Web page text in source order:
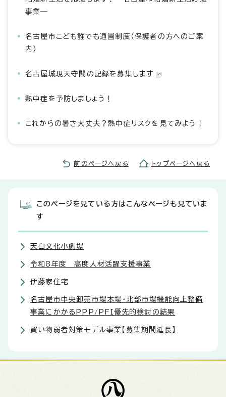
事業―
名古屋市こども誰でも通園制度（保護者の方へのご案
内）
名古屋城現天守閣の記録を募集します
熱中症を予防しましょう！
これからの暑さ大丈夫？熱中症リスクを見てみよう！
前のページへ戻る トップページへ戻る
このページを見ている方はこんなページも見ていま
す
天白文化小劇場
令和8年度 高度人材活躍支援事業
伊藤家住宅
名古屋市中央卸売市場本場・北部市場機能向上整備
事業にかかるPPP/PFI優先的検討の結果
買い物弱者対策モデル事業【募集期間延長】